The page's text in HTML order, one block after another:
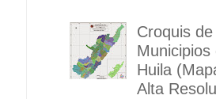
Croquis de
Municipios
Huila
Alta